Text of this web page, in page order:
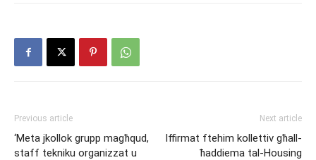
Previous article
‘Meta jkollok grupp magħqud,
staff tekniku organizzat u
Next article
Iffirmat ftehim kollettiv għall-
ħaddiema tal-Housing